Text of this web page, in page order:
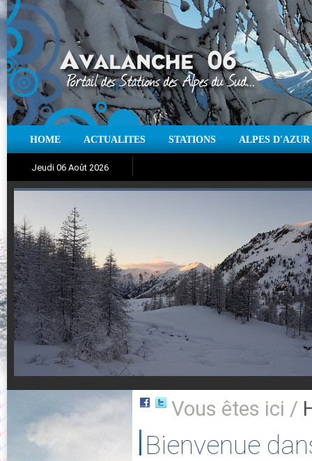
HOME ACTUALITES STATIONS ALPES D'AZUR
Jeudi 06 Août 2026
Aujourd'hui : T° Min :°CT° Max :°C |
Suivez en direct l'actualité des stations
Vous êtes ici /
Bienvenue